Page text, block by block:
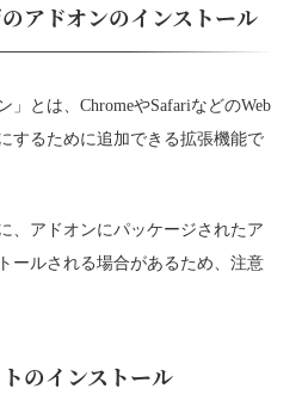
アドオンのインストール
とは、ChromeやSafariなどのWeb
するために追加できる拡張機能で
、アドオンにパッケージされたア
ールされる場合があるため、注意
のインストール